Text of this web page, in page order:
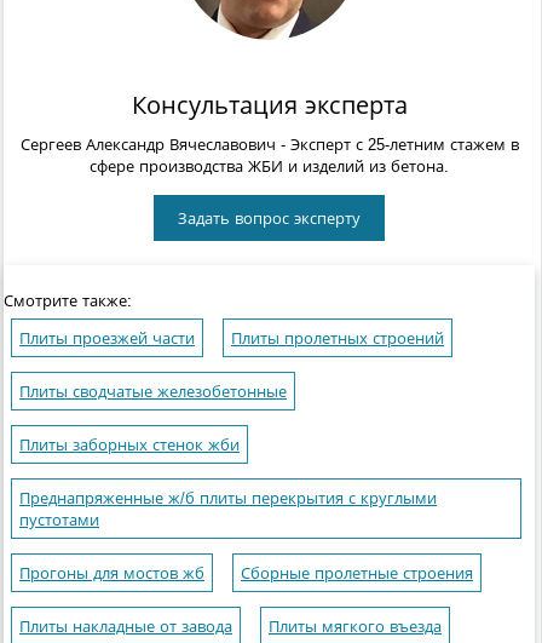
Консультация эксперта
Сергеев Александр Вячеславович - Эксперт с 25-летним стажем в
сфере производства ЖБИ и изделий из бетона.
Задать вопрос эксперту
Смотрите также:
Плиты проезжей части Плиты пролетных строений
Плиты сводчатые железобетонные
Плиты заборных стенок жби
Преднапряженные ж/б плиты перекрытия с круглыми
пустотами
Прогоны для мостов жб Сборные пролетные строения
Плиты накладные от завода Плиты мягкого въезда